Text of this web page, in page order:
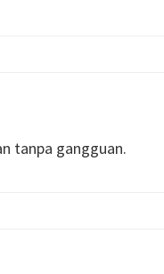
tanpa gangguan.